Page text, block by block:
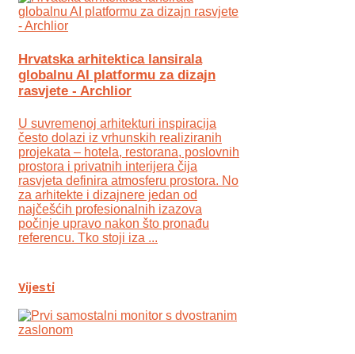
Hrvatska arhitektica lansirala
globalnu AI platformu za dizajn
rasvjete - Archlior
U suvremenoj arhitekturi inspiracija
često dolazi iz vrhunskih realiziranih
projekata – hotela, restorana, poslovnih
prostora i privatnih interijera čija
rasvjeta definira atmosferu prostora. No
za arhitekte i dizajnere jedan od
najčešćih profesionalnih izazova
počinje upravo nakon što pronađu
referencu. Tko stoji iza ...
Vijesti